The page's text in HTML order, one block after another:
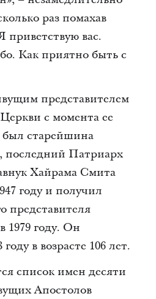
раз помахав
приветствую вас.
Как приятно быть с
представителем
с момента ее
был старейшина
последний Патриарх
Хайрама Смита
году и получил
представителя
1979 году. Он
в возрасте 106 лет.
список имен десяти
Апостолов